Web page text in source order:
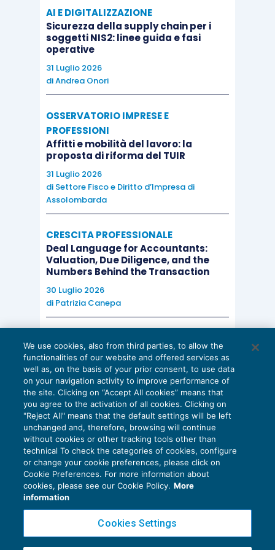
AI E DIGITALIZZAZIONE
Sicurezza della supply chain per i
soggetti NIS2: linee guida e fasi
operative
31 Luglio 2026
diAndrea Onori
OSSERVATORIO IMPRESE E
PROFESSIONI
Affitti e mobilità del lavoro: la
proposta di riforma del TUIR
31 Luglio 2026
di Settore Fisco e Diritto d’Impresa di
Assolombarda
CRESCITA PROFESSIONALE
Deal Language for Accountants:
Valuation, Due Diligence, and the
Numbers Behind the Transaction
30 Luglio 2026
di Patrizia Canepa
EU AI Act e studi professionali: le
scadenze concrete
27 Luglio 2026
di Diego BarberieStefano Dovier
Privacy Policy
Cookie Policy
We use cookies, also from third parties, to allow the
functionalities of our website and offered services as
well as, on the basis of your prior consent, to use data
on your navigation activity to improve performance of
the site. Clicking on “Accept All cookies” means that
you agree to the activation of all cookies. Clicking on
"Reject All" means that the default settings will be left
unchanged and, therefore, browsing will continue
without cookies or other tracking tools other than
technical To check the categories of cookies, configure
or change your cookie preferences, please click on
Cookie Preferences. For more information about
cookies, please see our Cookie Policy. More
information
Cookies Settings